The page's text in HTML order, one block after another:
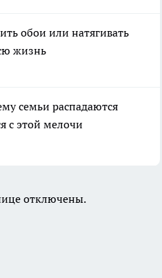
обои или натягивать
жизнь
семьи распадаются
с этой мелочи
отключены.